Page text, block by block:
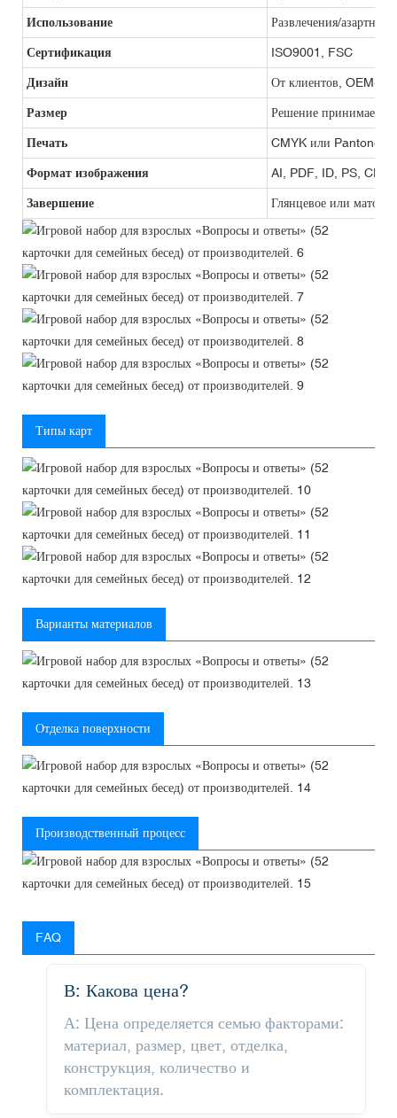
Использование Развлечения/
Сертификация ISO9001, FSC
Дизайн От клиентов, OEM-
Размер Решение принимается
Печать CMYK или Pantone
Формат изображения AI, PDF, ID, PS, CDR
Завершение Глянцевое или
Типы карт
Варианты материалов
Отделка поверхности
Производственный процесс
FAQ
В: Какова цена?
А: Цена определяется семью факторами:
материал, размер, цвет, отделка,
конструкция, количество и
комплектация.